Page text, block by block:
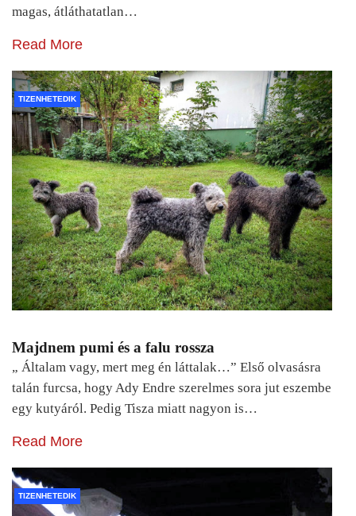
magas, átláthatatlan…
Read More
TIZENHETEDIK
Majdnem pumi és a falu rossza
„ Általam vagy, mert meg én láttalak…” Első olvasásra
talán furcsa, hogy Ady Endre szerelmes sora jut eszembe
egy kutyáról. Pedig Tisza miatt nagyon is…
Read More
TIZENHETEDIK